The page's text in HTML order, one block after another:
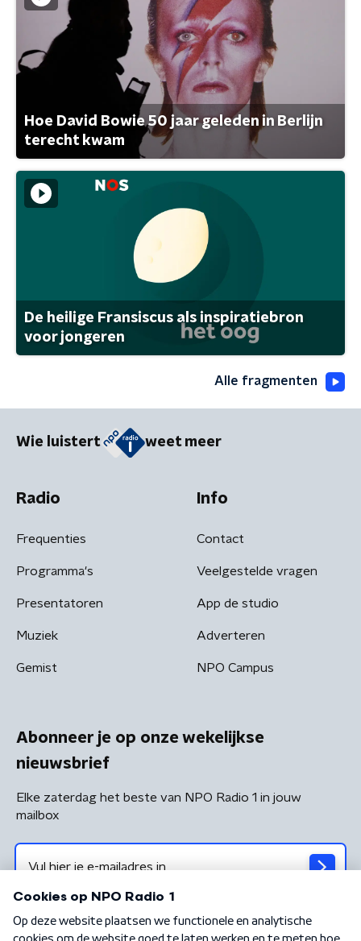
Hoe David Bowie 50 jaar geleden in Berlijn
terecht kwam
De heilige Fransiscus als inspiratiebron
voor jongeren
Alle fragmenten
Wie luistert weet meer
Radio
Frequenties
Programma's
Presentatoren
Muziek
Gemist
Info
Contact
Veelgestelde vragen
App de studio
Adverteren
NPO Campus
Abonneer je op onze wekelijkse
nieuwsbrief
Elke zaterdag het beste van NPO Radio 1 in jouw
mailbox